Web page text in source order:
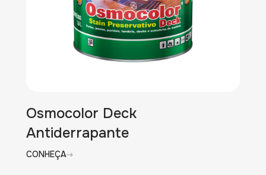
Osmocolor Deck
Antiderrapante
CONHEÇA